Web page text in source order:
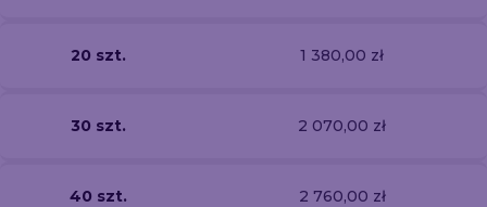
20 szt. 1 380,00 zł
30 szt. 2 070,00 zł
40 szt. 2 760,00 zł